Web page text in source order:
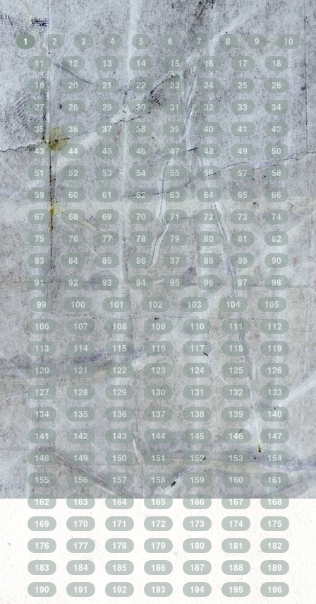
1 2 3 4 5 6 7 8 9
10
11
12 13 14 15 16 17
18
19
20 21 22 23 24 25
26
27
28 29 30 31 32 33
34
35
36 37 38 39 40 41
42
43
44 45 46 47 48 49
50
51
52 53 54 55 56 57
58
59
60 61 62 63 64 65
66
67
68 69 70 71 72 73
74
75
76 77 78 79 80 81
82
83
84 85 86 87 88 89
90
91
92 93 94 95 96 97
98
99
100 101 102 103 104
105
106
107 108 109 110 111
112
113
114 115 116 117 118
119
120
121 122 123 124 125
126
127
128 129 130 131 132
133
134
135 136 137 138 139
140
141
142 143 144 145 146
147
148
149 150 151 152 153
154
155
156 157 158 159 160
161
162
163 164 165 166 167
168
169
170 171 172 173 174
175
176
177 178 179 180 181
182
183
184 185 186 187 188
189
190
191 192 193 194 195
196